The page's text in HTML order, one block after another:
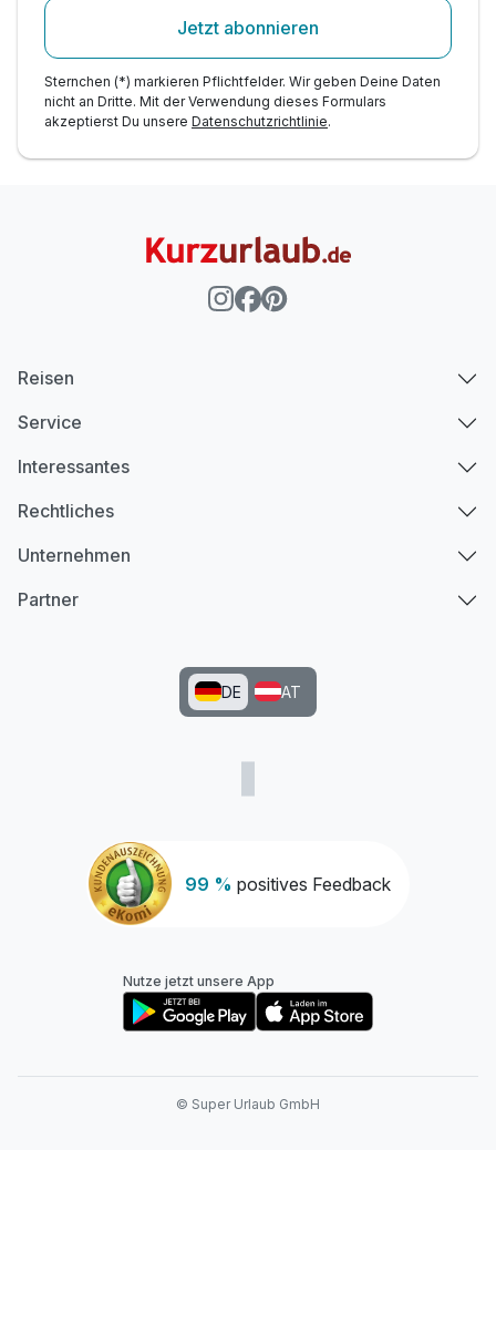
Ausstattung
Zusatznächte
Jetzt abonnieren
Sternchen (*) markieren Pflichtfelder. Wir geben Deine Daten
nicht an Dritte. Mit der Verwendung dieses Formulars
akzeptierst Du unsere Datenschutzrichtlinie.
99 % positives Feedback
Reisen
Service
Interessantes
Rechtliches
Unternehmen
Partner
DE AT
Nutze jetzt unsere App
© Super Urlaub GmbH